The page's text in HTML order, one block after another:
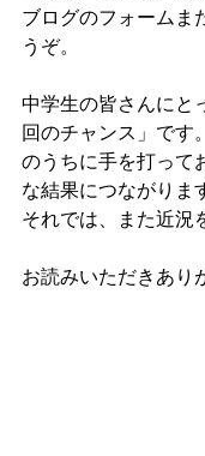
ブログのフォームま
うぞ。
中学生の皆さんにと
回のチャンス」です
のうちに手を打って
な結果につながりま
それでは、また近況
お読みいただきあり